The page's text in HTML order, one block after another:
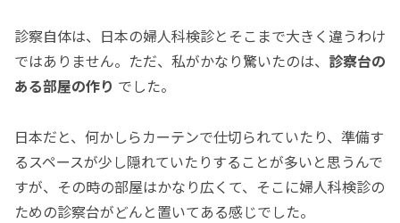
診察自体は、日本の婦人科検診とそこまで大きく違うわけ
ではありません。ただ、私がかなり驚いたのは、 診察台の
ある部屋の作り でした。
日本だと、何かしらカーテンで仕切られていたり、準備す
るスペースが少し隠れていたりすることが多いと思うんで
すが、その時の部屋はかなり広くて、そこに婦人科検診の
ための診察台がどんと置いてある感じでした。